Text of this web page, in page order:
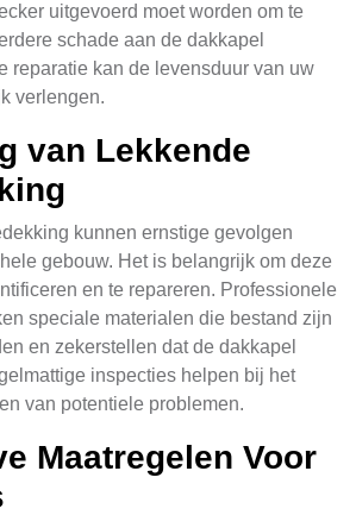
uitgevoerd moet worden om te
schade aan de dakkapel
reparatie kan de levensduur van uw
verlengen.
van Lekkende
kunnen ernstige gevolgen
gebouw. Het is belangrijk om deze
en te repareren. Professionele
speciale materialen die bestand zijn
en zekerstellen dat de dakkapel
inspecties helpen bij het
van potentiele problemen.
Maatregelen Voor